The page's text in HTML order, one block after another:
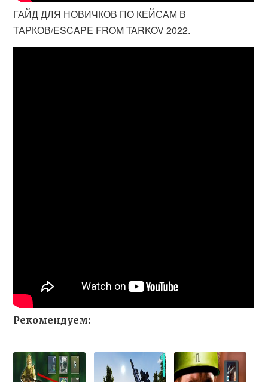
ГАЙД ДЛЯ НОВИЧКОВ ПО КЕЙСАМ В
ТАРКОВ/ESCAPE FROM TARKOV 2022.
Рекомендуем: